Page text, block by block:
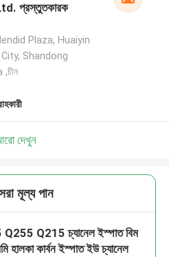
প্রস্তুতকারক
Plaza, Huaiyin
Shandong
দেখুন
মূল্য পান
Q215 চ্যানেল ইস্পাত বিম
হালকা কার্বন ইস্পাত ইউ চ্যানেল